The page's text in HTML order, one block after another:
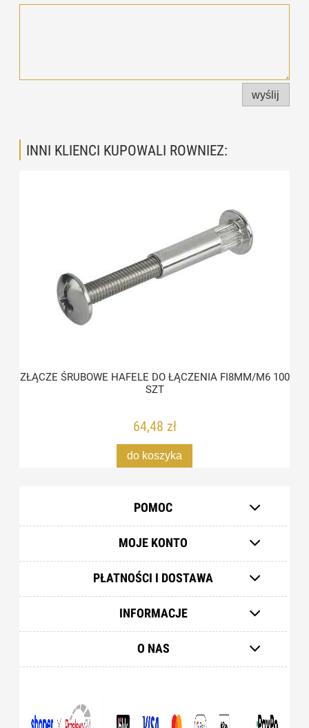
wyślij
INNI KLIENCI KUPOWALI ROWNIEZ:
ZŁĄCZE ŚRUBOWE HAFELE DO ŁĄCZENIA FI8MM/M6 100
SZT
64,48 zł
do koszyka
POMOC
MOJE KONTO
PŁATNOŚCI I DOSTAWA
INFORMACJE
O NAS